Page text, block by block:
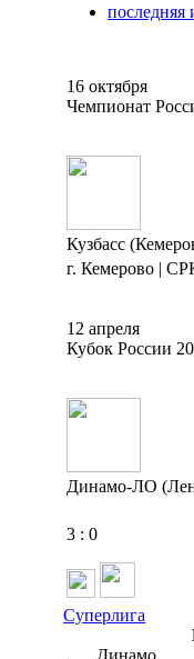
последняя
16 октября
Чемпионат
Кузбасс
г. Кемерово |
12 апреля
Кубок России
Динамо-ЛО
3 : 0
Суперлига
Динамо